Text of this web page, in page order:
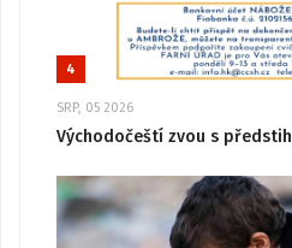
4
SRP, 05 2026
Východočeští zvou s